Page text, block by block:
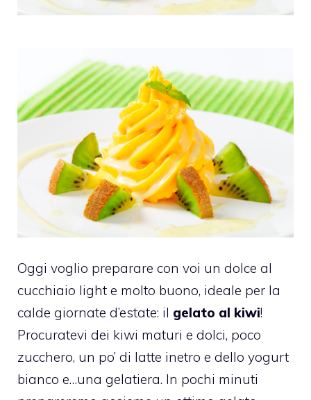
Oggi voglio preparare con voi un dolce al
cucchiaio light e molto buono, ideale per la
calde giornate d’estate: il gelato al kiwi!
Procuratevi dei kiwi maturi e dolci, poco
zucchero, un po’ di latte inetro e dello yogurt
bianco e…una gelatiera. In pochi minuti